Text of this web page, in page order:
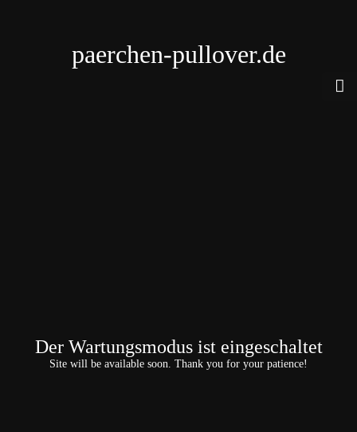
paerchen-pullover.de
Der Wartungsmodus ist eingeschaltet
Site will be available soon. Thank you for your patience!